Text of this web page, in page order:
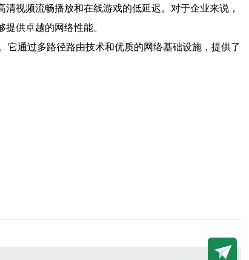
视频流畅播放和在线游戏的低延迟。对于企业来说，
供卓越的网络性能。
通过多路径路由技术和优质的网络基础设施，提供了